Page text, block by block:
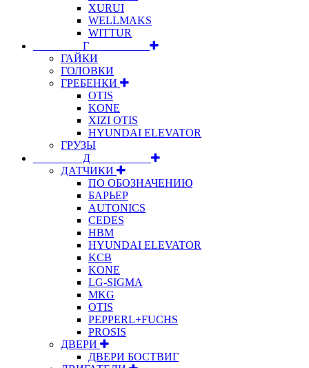
XURUI
WELLMAKS
WITTUR
⠀⠀⠀⠀⠀⠀Г⠀⠀⠀⠀⠀⠀⠀
ГАЙКИ
ГОЛОВКИ
ГРЕБЕНКИ
OTIS
KONE
XIZI OTIS
HYUNDAI ELEVATOR
ГРУЗЫ
⠀⠀⠀⠀⠀⠀Д⠀⠀⠀⠀⠀⠀⠀
ДАТЧИКИ
ПО ОБОЗНАЧЕНИЮ
БАРЬЕР
AUTONICS
CEDES
HBM
HYUNDAI ELEVATOR
KCB
KONE
LG-SIGMA
MKG
OTIS
PEPPERL+FUCHS
PROSIS
ДВЕРИ
ДВЕРИ БОСТВИГ